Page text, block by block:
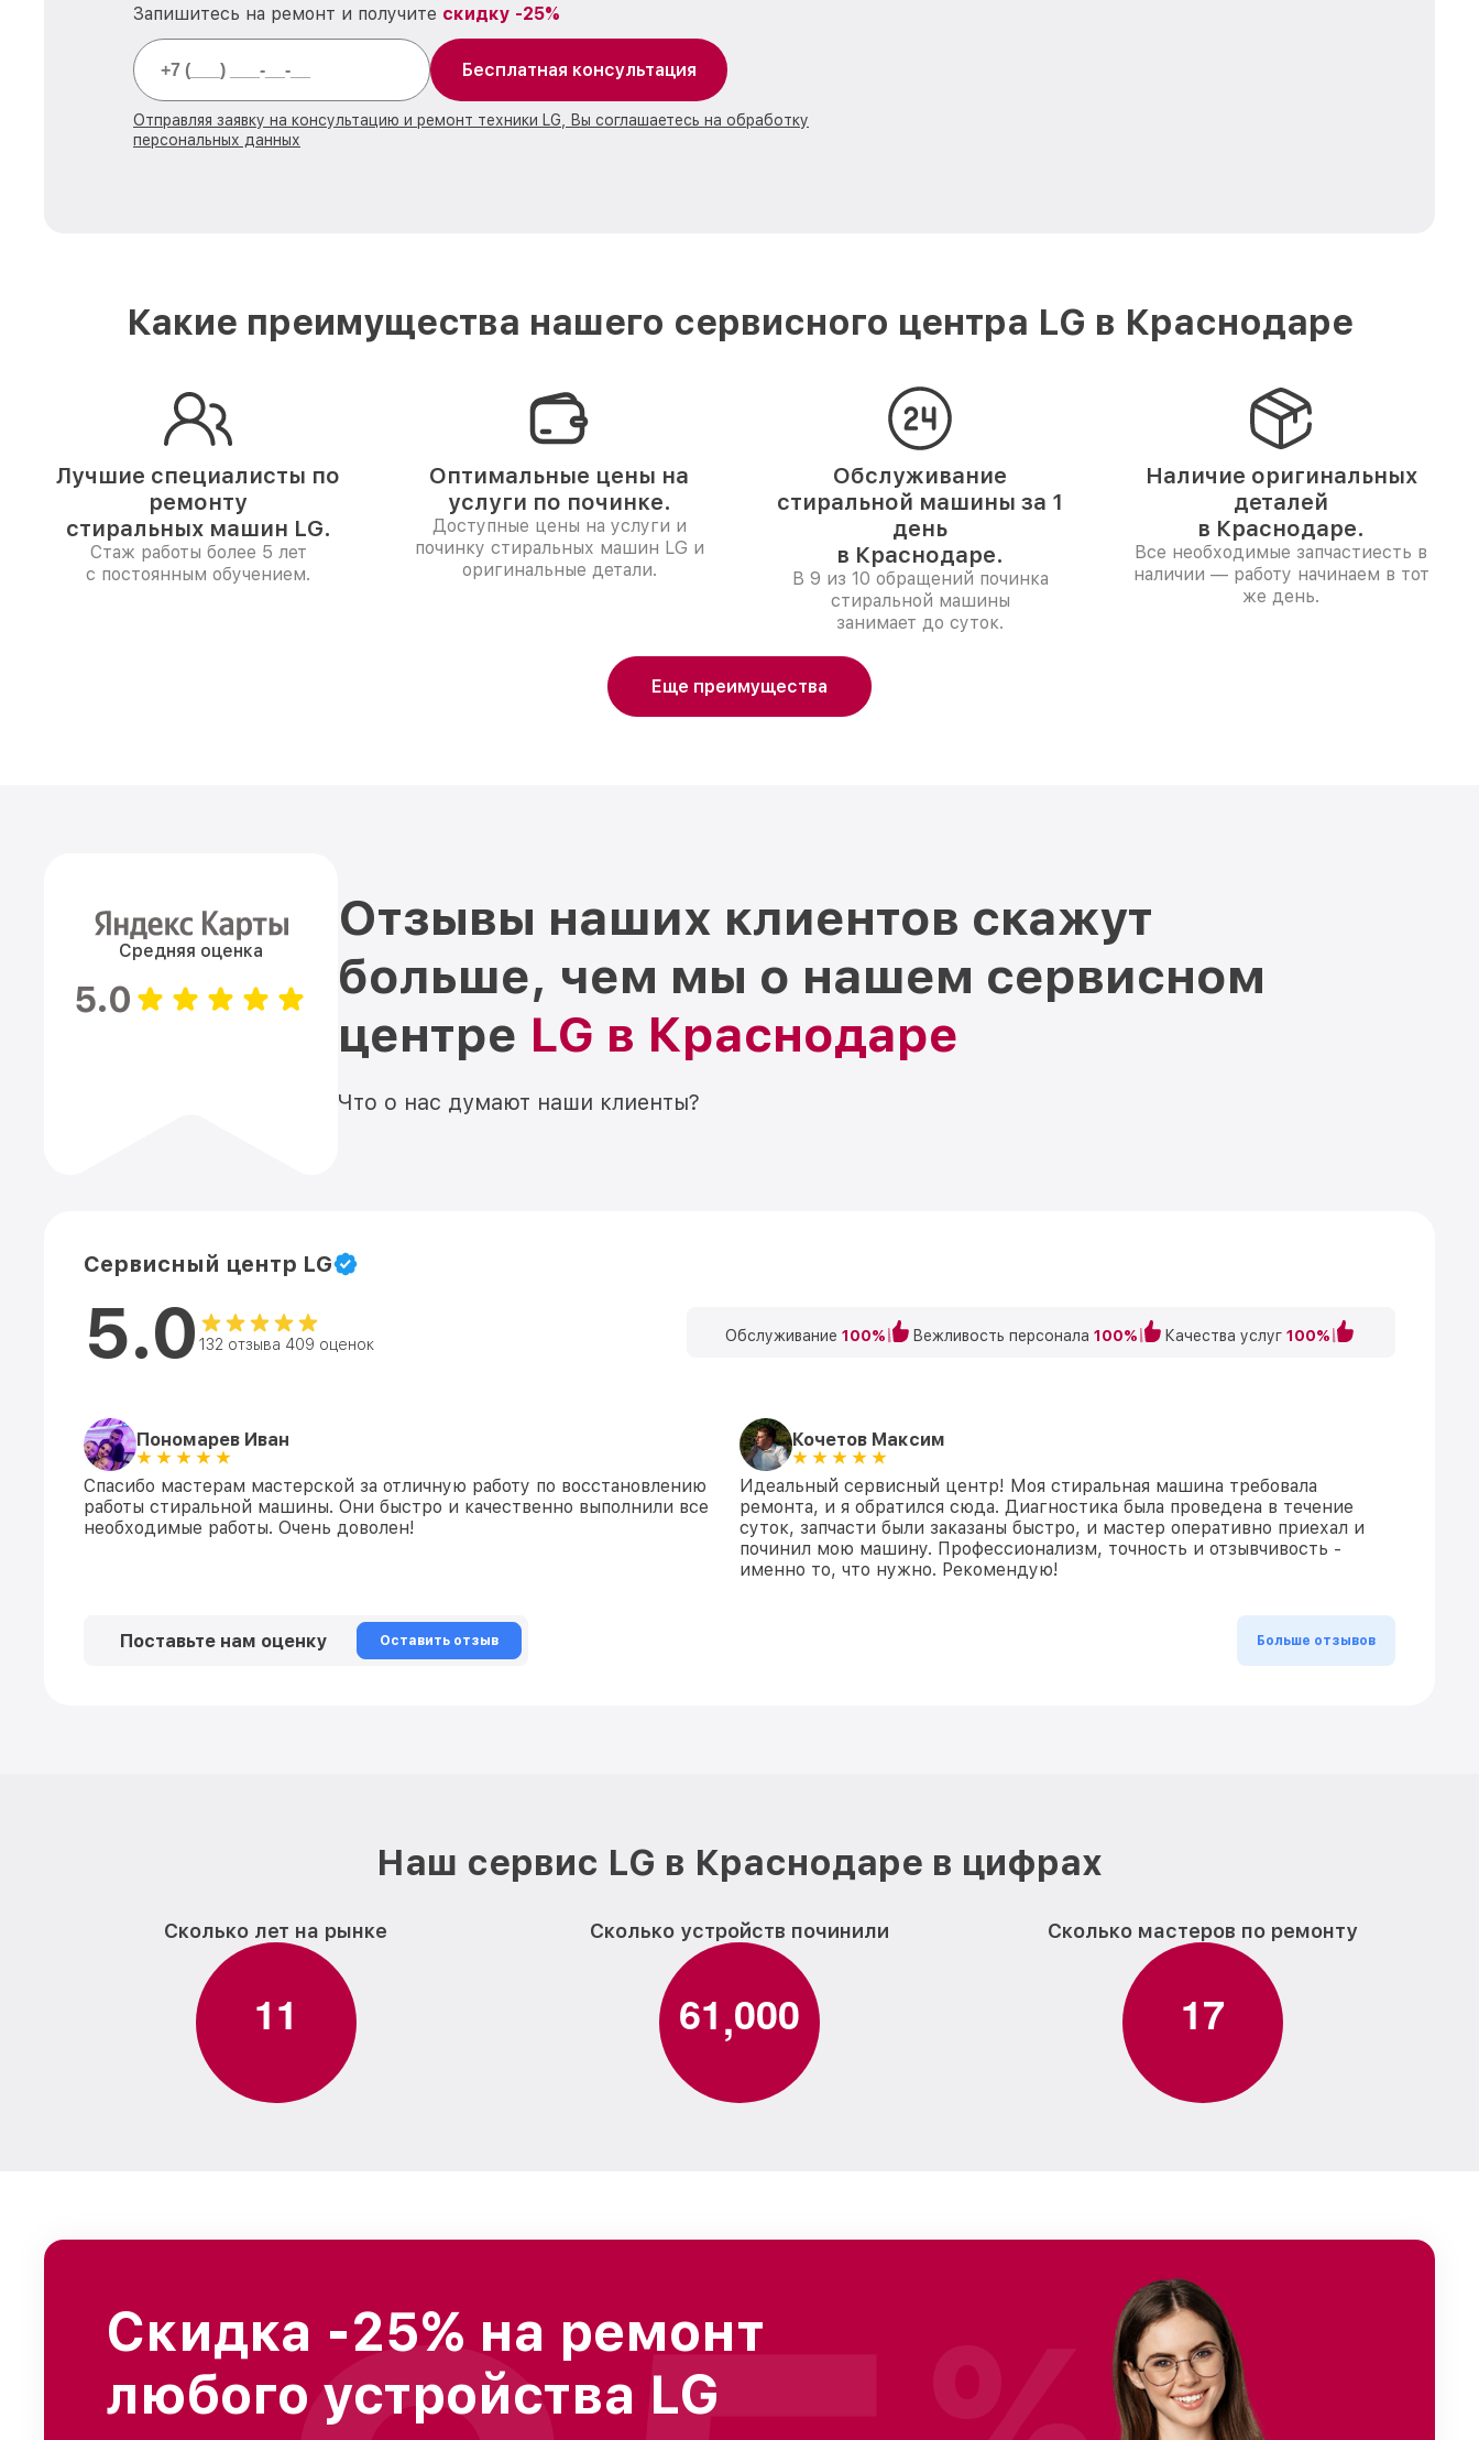
Запишитесь на ремонт и получите скидку -25%
Бесплатная консультация
Отправляя заявку на консультацию и ремонт техники LG, Вы соглашаетесь на обработку
персональных данных
Какие преимущества нашего сервисного центра LG в Краснодаре
Лучшие специалисты по
ремонту
стиральных машин LG.
Стаж работы более 5 лет
с постоянным обучением.
Оптимальные цены на
услуги по починке.
Доступные цены на услуги и
починку стиральных машин LG и
оригинальные детали.
Обслуживание
стиральной машины за 1
день
в Краснодаре.
В 9 из 10 обращений починка
стиральной машины
занимает до суток.
Наличие оригинальных
деталей
в Краснодаре.
Все необходимые запчастиесть в
наличии — работу начинаем в тот
же день.
Еще преимущества
Средняя оценка
5.0
Отзывы наших клиентов скажут
больше, чем мы о нашем сервисном
центре LG в Краснодаре
Что о нас думают наши клиенты?
Сервисный центр LG
5.0 132 отзыва 409 оценок Обслуживание 100% Вежливость персонала 100% Качества услуг 100%
Пономарев Иван
Спасибо мастерам мастерской за отличную работу по восстановлению
работы стиральной машины. Они быстро и качественно выполнили все
необходимые работы. Очень доволен!
Кочетов Максим
Идеальный сервисный центр! Моя стиральная машина требовала
ремонта, и я обратился сюда. Диагностика была проведена в течение
суток, запчасти были заказаны быстро, и мастер оперативно приехал и
починил мою машину. Профессионализм, точность и отзывчивость -
именно то, что нужно. Рекомендую!
Поставьте нам оценку Оставить отзыв Больше отзывов
Наш сервис LG в Краснодаре в цифрах
Сколько лет на рынке
11
Сколько устройств починили
61,000
Сколько мастеров по ремонту
17
Скидка -25% на ремонт
любого устройства LG